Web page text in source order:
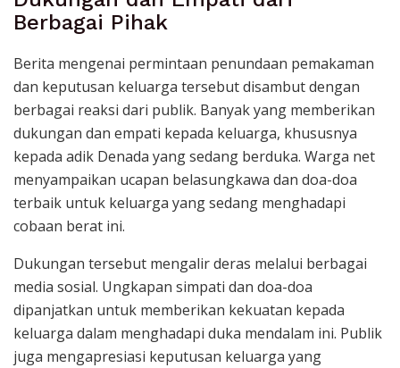
Berbagai Pihak
Berita mengenai permintaan penundaan pemakaman
dan keputusan keluarga tersebut disambut dengan
berbagai reaksi dari publik. Banyak yang memberikan
dukungan dan empati kepada keluarga, khususnya
kepada adik Denada yang sedang berduka. Warga net
menyampaikan ucapan belasungkawa dan doa-doa
terbaik untuk keluarga yang sedang menghadapi
cobaan berat ini.
Dukungan tersebut mengalir deras melalui berbagai
media sosial. Ungkapan simpati dan doa-doa
dipanjatkan untuk memberikan kekuatan kepada
keluarga dalam menghadapi duka mendalam ini. Publik
juga mengapresiasi keputusan keluarga yang